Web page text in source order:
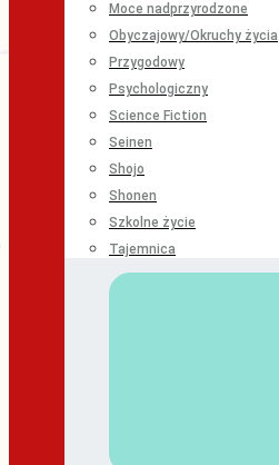
Moce nadprzyrodzone
Obyczajowy/Okruchy życia
Przygodowy
Psychologiczny
Science Fiction
Seinen
Shojo
Shonen
Szkolne życie
Tajemnica